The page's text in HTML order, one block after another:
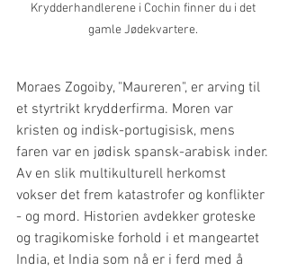
Krydderhandlerene i Cochin finner du i det
gamle Jødekvartere.
Moraes Zogoiby, "Maureren", er arving til
et styrtrikt krydderfirma. Moren var
kristen og indisk-portugisisk, mens
faren var en jødisk spansk-arabisk inder.
Av en slik multikulturell herkomst
vokser det frem katastrofer og konflikter
- og mord. Historien avdekker groteske
og tragikomiske forhold i et mangeartet
India, et India som nå er i ferd med å